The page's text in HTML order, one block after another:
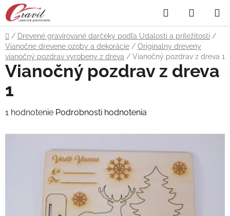
Prejsť
na
obsah
Hľadať
KOŠÍK
Domov
/ Drevené gravírované darčeky podľa Udalosti a príležitosti /
Vianočne drevene ozoby a dekorácie / Originalny dreveny
vianočný pozdrav vyrobeny z dreva / Vianočný pozdrav z dreva 1
Vianočný pozdrav z dreva
1
Priemerné
hviezdičiek.
1 hodnotenie Podrobnosti hodnotenia